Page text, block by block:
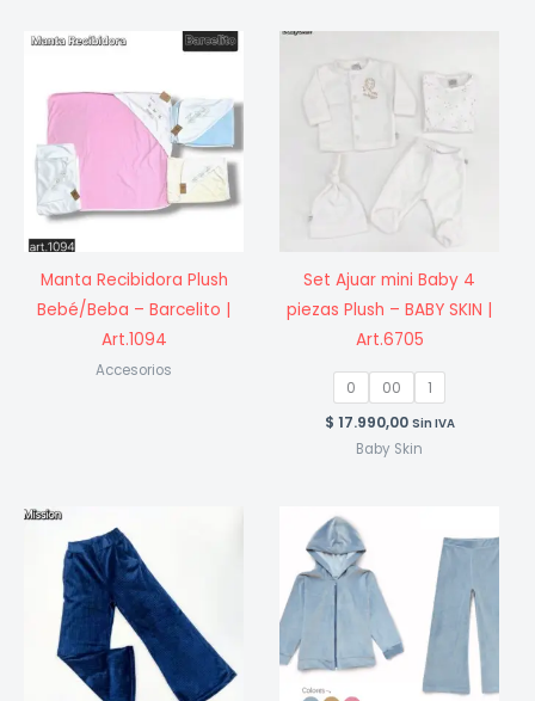
Manta Recibidora Plush
Bebé/Beba – Barcelito |
Art.1094
Accesorios
Set Ajuar mini Baby 4
piezas Plush – BABY SKIN |
Art.6705
0 00
1
$ 17.990,00 Sin IVA
Baby Skin